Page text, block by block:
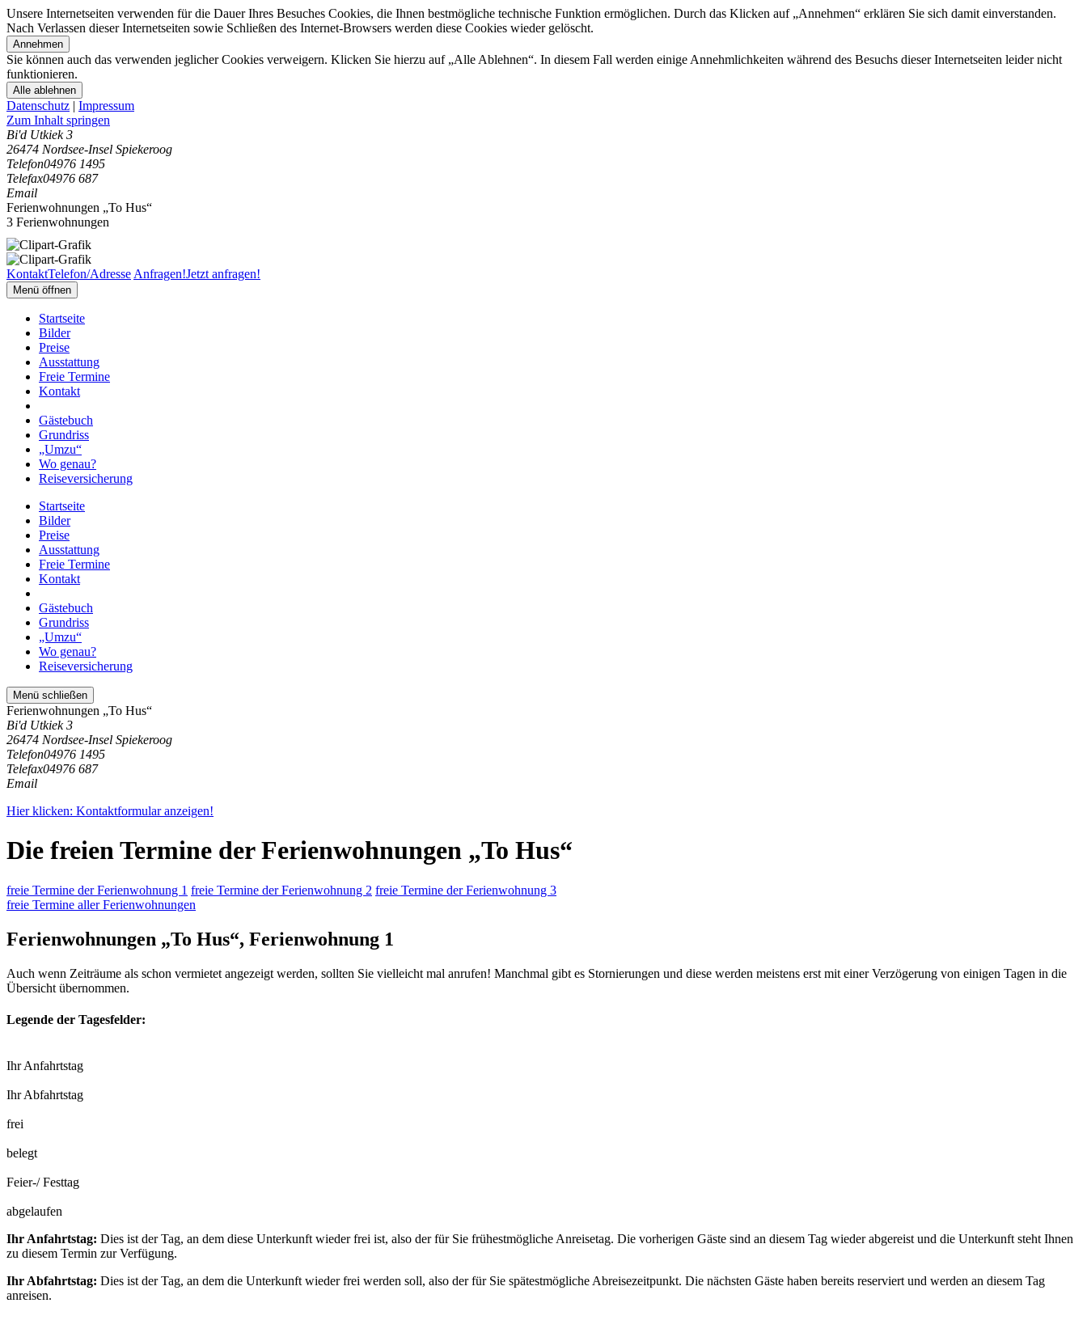
Unsere Internetseiten verwenden für die Dauer Ihres Besuches Cookies, die Ihnen bestmögliche technische Funktion ermöglichen. Durch das Klicken auf „Annehmen“ erklären Sie sich damit einverstanden.
Nach Verlassen dieser Internetseiten sowie Schließen des Internet-Browsers werden diese Cookies wieder gelöscht.
Annehmen
Sie können auch das verwenden jeglicher Cookies verweigern. Klicken Sie hierzu auf „Alle Ablehnen“. In diesem Fall werden einige Annehmlichkeiten während des Besuchs dieser Internetseiten leider nicht
funktionieren.
Alle ablehnen
Datenschutz | Impressum
Zum Inhalt springen
Bi'd Utkiek 3
26474 Nordsee-Insel Spiekeroog
Telefon04976 1495
Telefax04976 687
Email
Ferienwohnungen „To Hus“
3 Ferienwohnungen
KontaktTelefon/Adresse Anfragen!Jetzt anfragen!
Menü öffnen
Startseite
Bilder
Preise
Ausstattung
Freie Termine
Kontakt
Gästebuch
Grundriss
„Umzu“
Wo genau?
Reiseversicherung
Startseite
Bilder
Preise
Ausstattung
Freie Termine
Kontakt
Gästebuch
Grundriss
„Umzu“
Wo genau?
Reiseversicherung
Menü schließen
Ferienwohnungen „To Hus“
Bi'd Utkiek 3
26474 Nordsee-Insel Spiekeroog
Telefon04976 1495
Telefax04976 687
Email
Hier klicken: Kontaktformular anzeigen!
Die freien Termine der Ferienwohnungen „To Hus“
freie Termine der Ferienwohnung 1 freie Termine der Ferienwohnung 2 freie Termine der Ferienwohnung 3
freie Termine aller Ferienwohnungen
Ferienwohnungen „To Hus“, Ferienwohnung 1
Auch wenn Zeiträume als schon vermietet angezeigt werden, sollten Sie vielleicht mal anrufen! Manchmal gibt es Stornierungen und diese werden meistens erst mit einer Verzögerung von einigen Tagen in die
Übersicht übernommen.
Legende der Tagesfelder:
Ihr Anfahrtstag
Ihr Abfahrtstag
frei
belegt
Feier-/ Festtag
abgelaufen
Ihr Anfahrtstag: Dies ist der Tag, an dem diese Unterkunft wieder frei ist, also der für Sie frühestmögliche Anreisetag. Die vorherigen Gäste sind an diesem Tag wieder abgereist und die Unterkunft steht Ihnen
zu diesem Termin zur Verfügung.
Ihr Abfahrtstag: Dies ist der Tag, an dem die Unterkunft wieder frei werden soll, also der für Sie spätestmögliche Abreisezeitpunkt. Die nächsten Gäste haben bereits reserviert und werden an diesem Tag
anreisen.